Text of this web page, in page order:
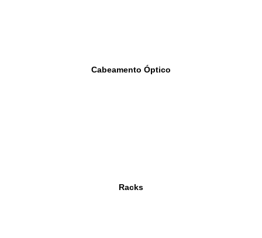
Cabeamento Óptico
Racks